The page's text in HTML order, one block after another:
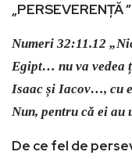
„PERSEVERENȚĂ ”
Numeri 32:11.12
Egipt… nu va vedea
Isaac și Iacov…, cu
Nun, pentru că ei au
De ce fel de